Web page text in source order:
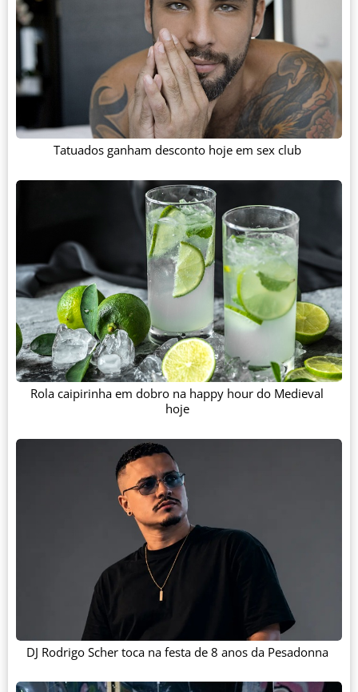
Tatuados ganham desconto hoje em sex club
Rola caipirinha em dobro na happy hour do Medieval
hoje
DJ Rodrigo Scher toca na festa de 8 anos da Pesadonna